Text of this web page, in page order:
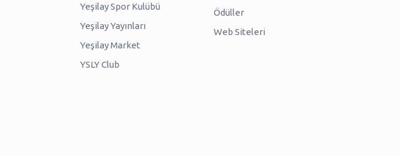
Yeşilay Spor Kulübü
Yeşilay Yayınları
Yeşilay Market
YSLY Club
Ödüller
Web Siteleri